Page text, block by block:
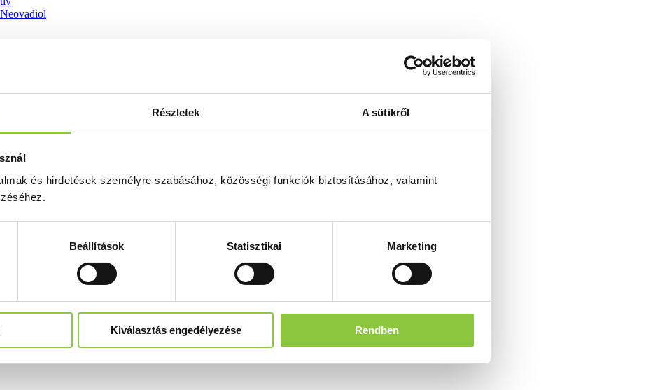
Részletek A sütikről
és hirdetések személyre szabásához, közösségi funkciók biztosításához, valamint
Beállítások Statisztikai Marketing
Kiválasztás engedélyezése Rendben